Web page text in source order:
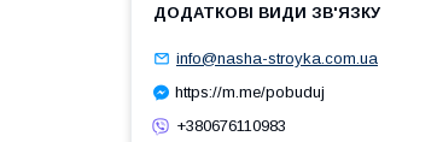
info@nasha-stroyka.com.ua
https://m.me/pobuduj
+380676110983